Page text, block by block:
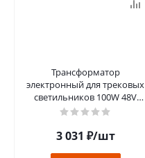
Трансформатор
электронный для трековых
светильников 100W 48V
(драйвер), LB48 черный
3 031 ₽/шт